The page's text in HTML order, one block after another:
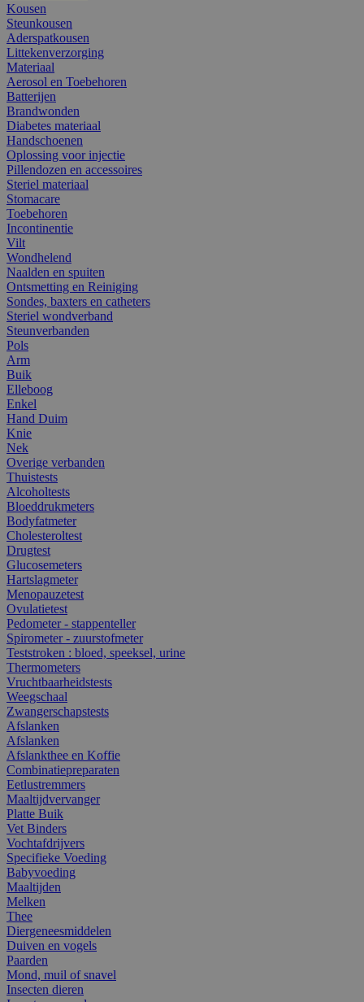
Kousen
Steunkousen
Aderspatkousen
Littekenverzorging
Materiaal
Aerosol en Toebehoren
Batterijen
Brandwonden
Diabetes materiaal
Handschoenen
Oplossing voor injectie
Pillendozen en accessoires
Steriel materiaal
Stomacare
Toebehoren
Incontinentie
Vilt
Wondhelend
Naalden en spuiten
Ontsmetting en Reiniging
Sondes, baxters en catheters
Steriel wondverband
Steunverbanden
Pols
Arm
Buik
Elleboog
Enkel
Hand Duim
Knie
Nek
Overige verbanden
Thuistests
Alcoholtests
Bloeddrukmeters
Bodyfatmeter
Cholesteroltest
Drugtest
Glucosemeters
Hartslagmeter
Menopauzetest
Ovulatietest
Pedometer - stappenteller
Spirometer - zuurstofmeter
Teststroken : bloed, speeksel, urine
Thermometers
Vruchtbaarheidstests
Weegschaal
Zwangerschapstests
Afslanken
Afslanken
Afslankthee en Koffie
Combinatiepreparaten
Eetlustremmers
Maaltijdvervanger
Platte Buik
Vet Binders
Vochtafdrijvers
Specifieke Voeding
Babyvoeding
Maaltijden
Melken
Thee
Diergeneesmiddelen
Duiven en vogels
Paarden
Mond, muil of snavel
Insecten dieren